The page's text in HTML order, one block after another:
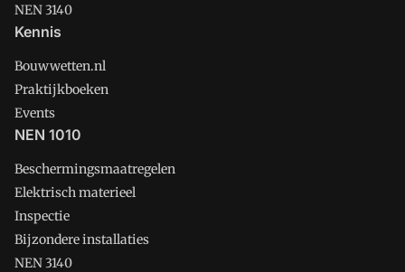
NEN 3140
Kennis
Bouwwetten.nl
Praktijkboeken
Events
NEN 1010
Beschermingsmaatregelen
Elektrisch materieel
Inspectie
Bijzondere installaties
NEN 3140